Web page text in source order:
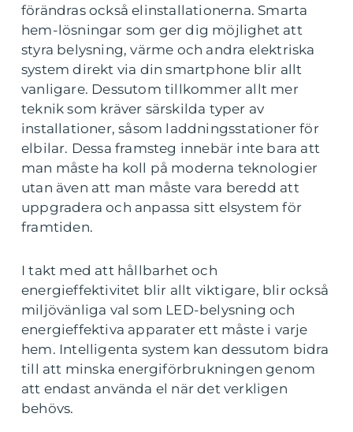
förändras också elinstallationerna. Smarta
hem-lösningar som ger dig möjlighet att
styra belysning, värme och andra elektriska
system direkt via din smartphone blir allt
vanligare. Dessutom tillkommer allt mer
teknik som kräver särskilda typer av
installationer, såsom laddningsstationer för
elbilar. Dessa framsteg innebär inte bara att
man måste ha koll på moderna teknologier
utan även att man måste vara beredd att
uppgradera och anpassa sitt elsystem för
framtiden.
I takt med att hållbarhet och
energieffektivitet blir allt viktigare, blir också
miljövänliga val som LED-belysning och
energieffektiva apparater ett måste i varje
hem. Intelligenta system kan dessutom bidra
till att minska energiförbrukningen genom
att endast använda el när det verkligen
behövs.